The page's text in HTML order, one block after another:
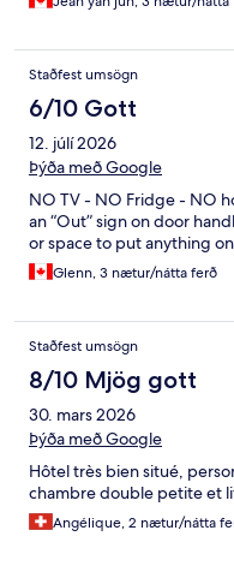
Staðfest umsögn
6/10 Gott
12. júlí 2026
Þýða með Google
NO TV - NO Fridge - NO
an “Out” sign on door
or space to put anything
Glenn, 3 nætur/nátta ferð
Staðfest umsögn
8/10 Mjög gott
30. mars 2026
Þýða með Google
Hôtel très bien situé,
chambre double petite et
Angélique, 2 nætur/nátta